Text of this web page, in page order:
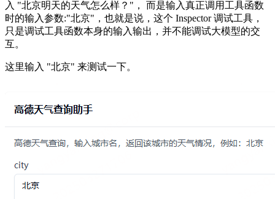
入 "北京明天的天气怎么样？"， 而是输入真正调用工具函数
时的输入参数:"北京"，也就是说，这个 Inspector 调试工具，
只是调试工具函数本身的输入输出，并不能调试大模型的交
互。
这里输入 "北京" 来测试一下。